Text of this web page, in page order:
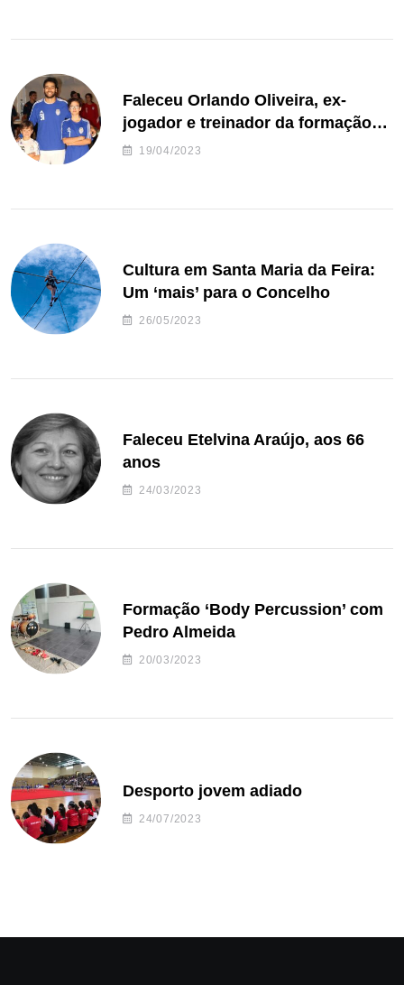
Faleceu Orlando Oliveira, ex-
jogador e treinador da formação
de andebol do Feirense
19/04/2023
Cultura em Santa Maria da Feira:
Um ‘mais’ para o Concelho
26/05/2023
Faleceu Etelvina Araújo, aos 66
anos
24/03/2023
Formação ‘Body Percussion’ com
Pedro Almeida
20/03/2023
Desporto jovem adiado
24/07/2023